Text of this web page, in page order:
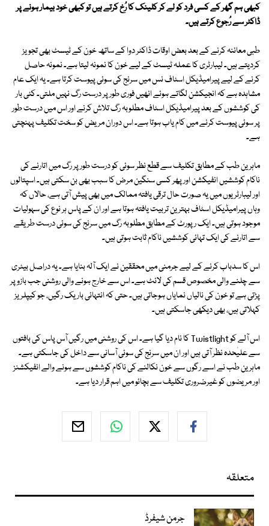
کبھی ہم گھر کے کسی فرد کو لے کر کلینک کا رُخ کرتے ہیں تو کبھی خود بیمار ہونے پر
ڈاکٹر سے رُجوع کرتے ہیں۔
طبی معائنہ کرنے کے بعد بعض اوقات ڈاکٹر دوا کے ساتھ خون کے ٹیسٹ بھی تجویز
کردیتے ہیں۔ لیبارٹری کا عملہ ٹیسٹ کے لیے خون کا نمونہ لیتا ہے۔ نمونہ حاصل
کرنے کے لیے پیرامیڈیکل اسٹاف نس میں سرنج کی سوئی پیوست کرتا ہے۔ یہ ایک عام
مشاہدہ ہے کہ انجیکشن لگاتے ہوئے انھیں فوری طور پر درست رگ نہیں ملتی۔ کئی بار
کی کوششوں کے بعد پیرامیڈیکل اسٹاف مطلوبہ رگ تلاش کرنے اور اس میں درست طور
پر سوئی پیوست کرنے میں کام یاب ہوتا ہے۔ اس دوران مریض کو سخت تکلیف پہنچتی
ہے۔
ماہرین طب کے مطابق تکلیف سے قطع نظر سوئی کو درست طور پر رگ میں اتارنے کی
ناکام کوششیں انفیکشن اور پھر کسی سنگین مرض کا سبب بھی بن سکتی ہیں۔ اسپتالوں
اور لیبارٹریوں میں یہ صورت حال ترقی یافتہ ممالک میں بھی پیش آتی ہے، حالاں کہ
وہاں پیرامیڈیکل اسٹاف بہترین تربیت یافتہ ہوتا ہے اور ان کے پاس ہر نوع کی سہولیات
موجود ہوتی ہیں۔ ایک رپورٹ کے مطابق مطلوبہ رگ میں سرنج کی سوئی درست طریقے
سے اتارنے کی ایک تہائی کوششیں ناکام ثابت ہوتی ہیں۔
اس کا سدباب کرنے کے لیے جرمنی میں محققین نے ایک آلہ بنایا ہے۔ یہ دراصل بیٹری
سے چلنے والی مخصوص قسم کی لائٹ ہے۔ اس سے خارج ہونے والی روشنی جب بازو پر
پڑتی ہے تو خون کی نالیاں نمایاں ہوجاتی ہیں۔ حتی کہ انتہائی باریک رگیں، جو کیپلریز
کہلاتی ہیں، بھی دیکھی جاسکتی ہیں۔
اس آلے کو Twistlight کا نام دیا گیا ہے۔ اس کی روشنی میں رگیں آس پاس کی بافتوں
سے علیٰحدہ نظر آتی ہیں اور ان میں سرنج کی سوئی آسانی سے داخل کی جاسکتی ہے۔
ماہرین طب نے اسے رگوں سے خون نکالنے کی ناکام کوششوں سے ہونے والے انفیکشنز
اور مریضوں کو غیرضروری تکلیف سے بچائو میں اہم قرار دیا ہے۔
متعلقہ
جرمن شیفرڈ